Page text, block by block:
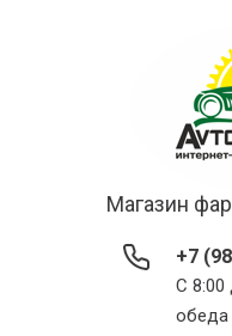
Магазин
+7
С 8:00